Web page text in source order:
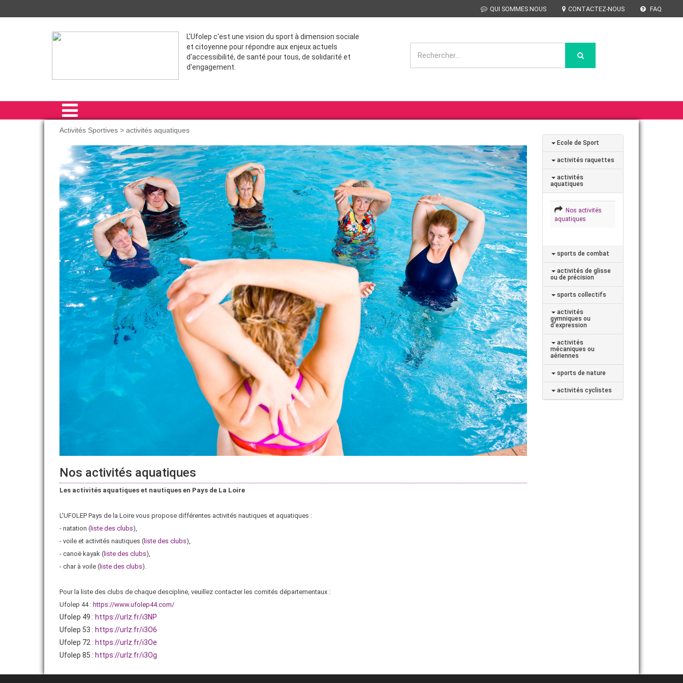
QUI SOMMES NOUS CONTACTEZ-NOUS FAQ
L'Ufolep c'est une vision du sport à dimension sociale
et citoyenne pour répondre aux enjeux actuels
d'accessibilité, de santé pour tous, de solidarité et
d'engagement.
ACCUEIL
ACTIVITÉS SPORTIVES
FORMATIONS
THÈME
COMPÉTITIONS
OFFRES D'EMPLOI
ADHÉRER
CLUBS ET COMITÉS
REVUE DE PRESSE
Activités Sportives > activités aquatiques
Nos activités aquatiques
Les activités aquatiques et nautiques en Pays de La Loire
L'UFOLEP Pays de la Loire vous propose différentes activités nautiques et aquatiques :
- natation ( liste des clubs),
- voile et activités nautiques ( liste des clubs),
- canoë kayak ( liste des clubs),
- char à voile ( liste des clubs).
Pour la liste des clubs de chaque descipline, veuillez contacter les comités départementaux :
Ufolep 44 : https://www.ufolep44.com/
Ufolep 49 : https://urlz.fr/i3NP
Ufolep 53 : https://urlz.fr/i3O6
Ufolep 72 : https://urlz.fr/i3Oe
Ufolep 85 : https://urlz.fr/i3Og
Ecole de Sport
activités raquettes
activités
aquatiques
Nos activités
aquatiques
sports de combat
activités de glisse
ou de précision
sports collectifs
activités
gymniques ou
d'expression
activités
mécaniques ou
aériennes
sports de nature
activités cyclistes